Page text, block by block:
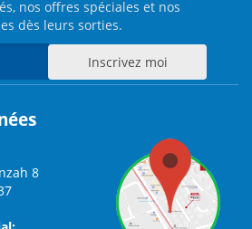
nos offres spéciales et nos
dès leurs sorties.
8